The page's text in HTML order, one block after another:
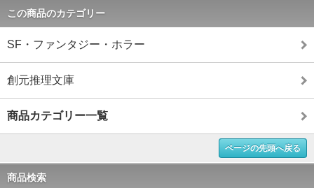
この商品のカテゴリー
SF・ファンタジー・ホラー
創元推理文庫
商品カテゴリー一覧
ページの先頭へ戻る
商品検索